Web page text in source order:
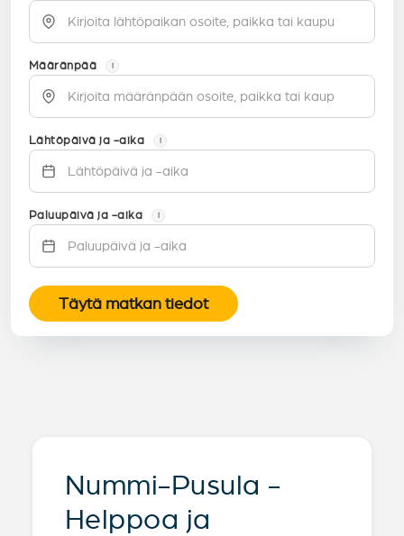
Määränpää i
Lähtöpäivä ja -aika i
Paluupäivä ja -aika i
Täytä matkan tiedot
Nummi-Pusula -
Helppoa ja